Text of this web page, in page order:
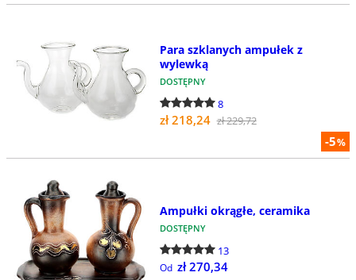
-5%
Para szklanych ampułek z
wylewką
DOSTĘPNY
8
zł 218,24 zł 229,72
Ampułki okrągłe, ceramika
DOSTĘPNY
13
Od zł 270,34